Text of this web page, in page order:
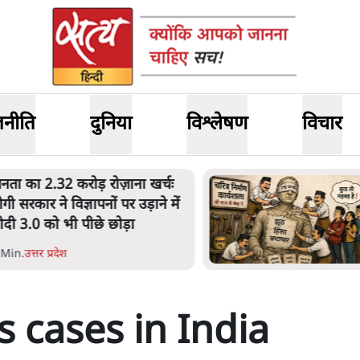
दुनिया विश्लेषण विचार
का 2.32 करोड़ रोज़ाना खर्चः
सरकार ने विज्ञापनों पर उड़ाने में
3.0 को भी पीछे छोड़ा
.उत्तर प्रदेश
cases in India